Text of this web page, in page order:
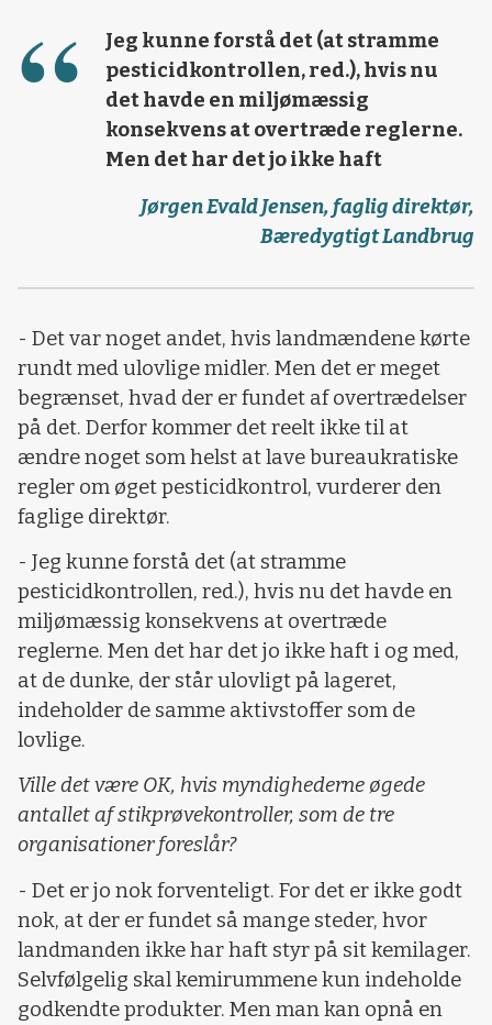
Jeg kunne forstå det (at stramme
pesticidkontrollen, red.), hvis nu
det havde en miljømæssig
konsekvens at overtræde reglerne.
Men det har det jo ikke haft
Jørgen Evald Jensen, faglig direktør,
Bæredygtigt Landbrug
- Det var noget andet, hvis landmændene kørte
rundt med ulovlige midler. Men det er meget
begrænset, hvad der er fundet af overtrædelser
på det. Derfor kommer det reelt ikke til at
ændre noget som helst at lave bureaukratiske
regler om øget pesticidkontrol, vurderer den
faglige direktør.
- Jeg kunne forstå det (at stramme
pesticidkontrollen, red.), hvis nu det havde en
miljømæssig konsekvens at overtræde
reglerne. Men det har det jo ikke haft i og med,
at de dunke, der står ulovligt på lageret,
indeholder de samme aktivstoffer som de
lovlige.
Ville det være OK, hvis myndighederne øgede
antallet af stikprøvekontroller, som de tre
organisationer foreslår?
- Det er jo nok forventeligt. For det er ikke godt
nok, at der er fundet så mange steder, hvor
landmanden ikke har haft styr på sit kemilager.
Selvfølgelig skal kemirummene kun indeholde
godkendte produkter. Men man kan opnå en